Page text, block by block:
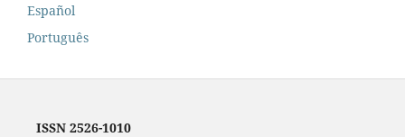
Español
Português
ISSN 2526-1010